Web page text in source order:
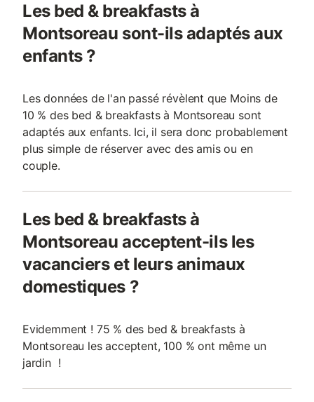
Les bed & breakfasts à
Montsoreau sont-ils adaptés aux
enfants ?
Les données de l'an passé révèlent que Moins de
10 % des bed & breakfasts à Montsoreau sont
adaptés aux enfants. Ici, il sera donc probablement
plus simple de réserver avec des amis ou en
couple.
Les bed & breakfasts à
Montsoreau acceptent-ils les
vacanciers et leurs animaux
domestiques ?
Evidemment ! 75 % des bed & breakfasts à
Montsoreau les acceptent, 100 % ont même un
jardin !